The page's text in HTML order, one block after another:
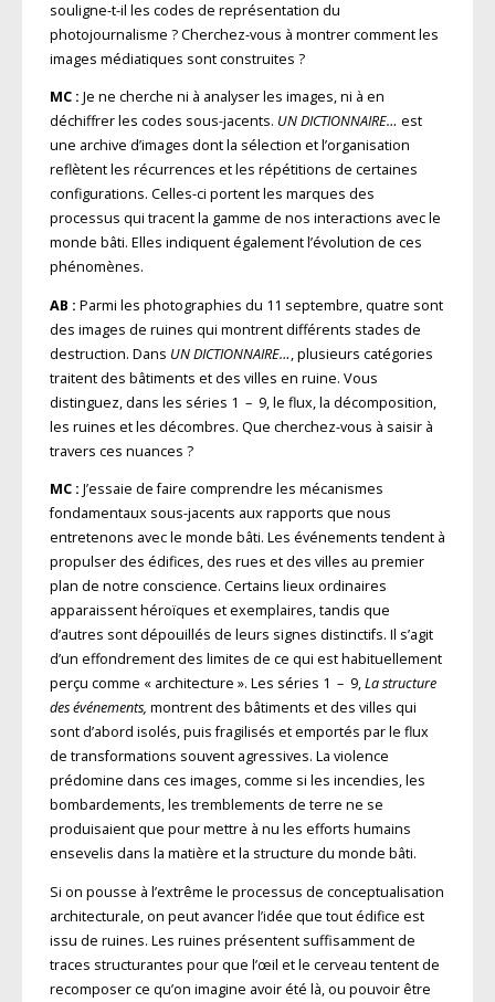
souligne-t-il les codes de représentation du
photojournalisme ? Cherchez-vous à montrer comment les
images médiatiques sont construites ?
MC : Je ne cherche ni à analyser les images, ni à en
déchiffrer les codes sous-jacents. UN DICTIONNAIRE… est
une archive d’images dont la sélection et l’organisation
reflètent les récurrences et les répétitions de certaines
configurations. Celles-ci portent les marques des
processus qui tracent la gamme de nos interactions avec le
monde bâti. Elles indiquent également l’évolution de ces
phénomènes.
AB : Parmi les photographies du 11 septembre, quatre sont
des images de ruines qui montrent différents stades de
destruction. Dans UN DICTIONNAIRE…, plusieurs catégories
traitent des bâtiments et des villes en ruine. Vous
distinguez, dans les séries 1 – 9, le flux, la décomposition,
les ruines et les décombres. Que cherchez-vous à saisir à
travers ces nuances ?
MC : J’essaie de faire comprendre les mécanismes
fondamentaux sous-jacents aux rapports que nous
entretenons avec le monde bâti. Les événements tendent à
propulser des édifices, des rues et des villes au premier
plan de notre conscience. Certains lieux ordinaires
apparaissent héroïques et exemplaires, tandis que
d’autres sont dépouillés de leurs signes distinctifs. Il s’agit
d’un effondrement des limites de ce qui est habituellement
perçu comme « architecture ». Les séries 1 – 9,La structure
des événements, montrent des bâtiments et des villes qui
sont d’abord isolés, puis fragilisés et emportés par le flux
de transformations souvent agressives. La violence
prédomine dans ces images, comme si les incendies, les
bombardements, les tremblements de terre ne se
produisaient que pour mettre à nu les efforts humains
ensevelis dans la matière et la structure du monde bâti.
Si on pousse à l’extrême le processus de conceptualisation
architecturale, on peut avancer l’idée que tout édifice est
issu de ruines. Les ruines présentent suffisamment de
traces structurantes pour que l’œil et le cerveau tentent de
recomposer ce qu’on imagine avoir été là, ou pouvoir être